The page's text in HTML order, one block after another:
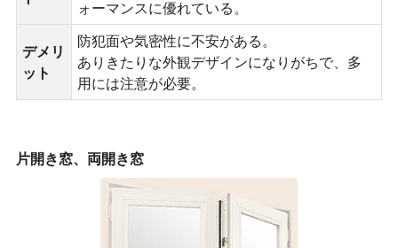
ォーマンスに優れている。
デメリ
ット
防犯面や気密性に不安がある。
ありきたりな外観デザインになりがちで、多
用には注意が必要。
片開き窓、両開き窓